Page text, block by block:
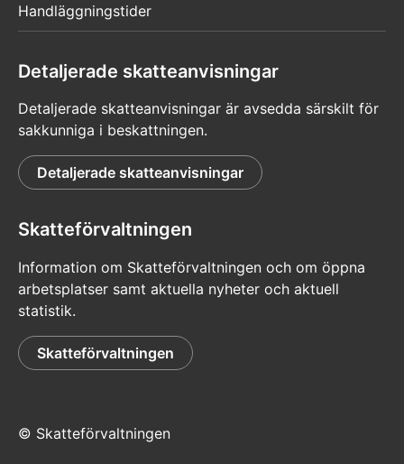
Handläggningstider
Detaljerade skatteanvisningar
Detaljerade skatteanvisningar är avsedda särskilt för
sakkunniga i beskattningen.
Detaljerade skatteanvisningar
Skatteförvaltningen
Information om Skatteförvaltningen och om öppna
arbetsplatser samt aktuella nyheter och aktuell
statistik.
Skatteförvaltningen
© Skatteförvaltningen